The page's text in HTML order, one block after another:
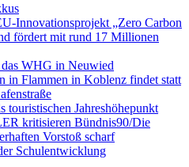
Innovationsprojekt „Zero Carbon
fördert mit rund 17 Millionen
WHG in Neuwied
in Flammen in Koblenz findet statt
touristischen Jahreshöhepunkt
kritisieren Bündnis90/Die
Vorstoß scharf
Schulentwicklung